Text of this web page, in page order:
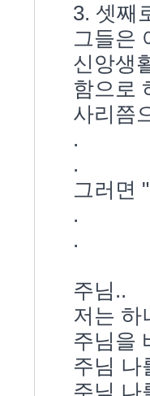
3. 셋째
그들은
신앙생
함으로
사리쯤
.
.
그러면
.
.
주님..
저는 하
주님을
주님
주님